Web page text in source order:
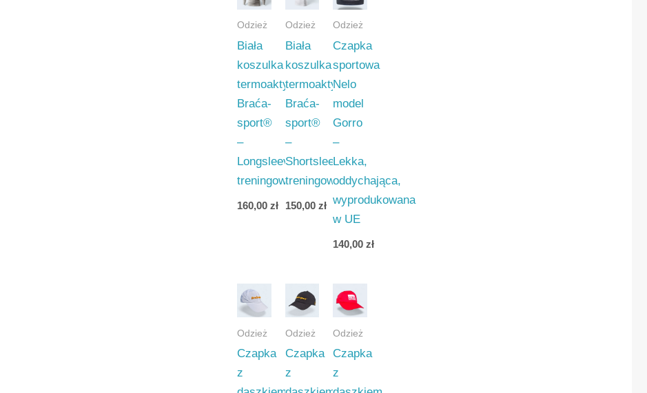
Odzież
Biała
koszulka
termoaktywna
Braća-
sport®
–
Longsleeve
treningowa
160,00zł
Odzież
Biała
koszulka
termoaktywna
Braća-
sport®
–
Shortsleeve
treningowa
150,00 zł
Odzież
Czapka
sportowa
Nelo
model
Gorro
–
Lekka,
oddychająca,
wyprodukowana
w UE
140,00zł
Odzież
Czapka
z
Odzież
Czapka
z
Odzież
Czapka
z